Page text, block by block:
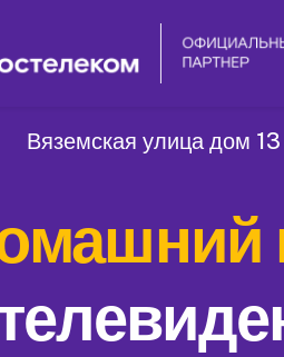
Вяземская улица дом 13